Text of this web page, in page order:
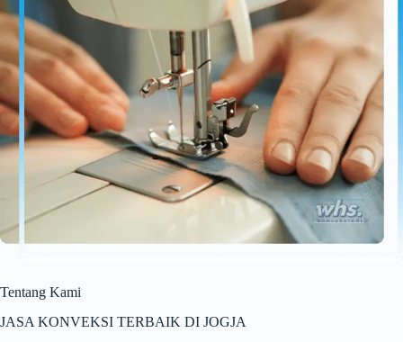
Tentang Kami
JASA KONVEKSI TERBAIK DI JOGJA